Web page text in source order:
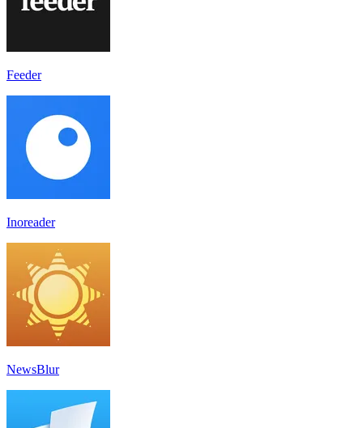
Feeder
Inoreader
NewsBlur